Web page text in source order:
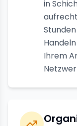
in
Ihrem